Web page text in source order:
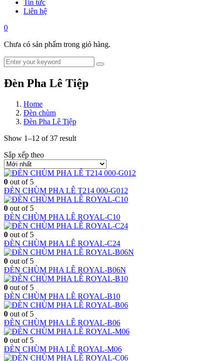
Tin tức
Liên hệ
0
Chưa có sản phẩm trong giỏ hàng.
Đèn Pha Lê Tiệp
Home
Đèn chùm
Đèn Pha Lê Tiệp
Show 1–12 of 37 result
Sắp xếp theo
0 out of 5
ĐÈN CHÙM PHA LÊ T214 000-G012
0 out of 5
ĐÈN CHÙM PHA LÊ ROYAL-C10
0 out of 5
ĐÈN CHÙM PHA LÊ ROYAL-C24
0 out of 5
ĐÈN CHÙM PHA LÊ ROYAL-B06N
0 out of 5
ĐÈN CHÙM PHA LÊ ROYAL-B10
0 out of 5
ĐÈN CHÙM PHA LÊ ROYAL-B06
0 out of 5
ĐÈN CHÙM PHA LÊ ROYAL-M06